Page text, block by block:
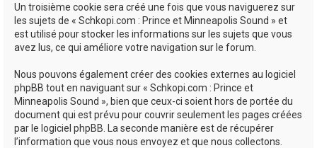
Un troisième cookie sera créé une fois que vous naviguerez sur
les sujets de « Schkopi.com : Prince et Minneapolis Sound » et
est utilisé pour stocker les informations sur les sujets que vous
avez lus, ce qui améliore votre navigation sur le forum.
Nous pouvons également créer des cookies externes au logiciel
phpBB tout en naviguant sur « Schkopi.com : Prince et
Minneapolis Sound », bien que ceux-ci soient hors de portée du
document qui est prévu pour couvrir seulement les pages créées
par le logiciel phpBB. La seconde manière est de récupérer
l’information que vous nous envoyez et que nous collectons.